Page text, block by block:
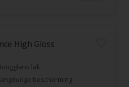
High Gloss
lak
bescherming